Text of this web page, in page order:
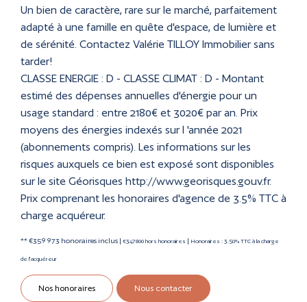
Un bien de caractère, rare sur le marché, parfaitement
adapté à une famille en quête d'espace, de lumière et
de sérénité. Contactez Valérie TILLOY Immobilier sans
tarder!
CLASSE ENERGIE : D - CLASSE CLIMAT : D - Montant
estimé des dépenses annuelles d'énergie pour un
usage standard : entre 2180€ et 3020€ par an. Prix
moyens des énergies indexés sur l 'année 2021
(abonnements compris). Les informations sur les
risques auxquels ce bien est exposé sont disponibles
sur le site Géorisques http://www.georisques.gouv.fr.
Prix comprenant les honoraires d'agence de 3.5% TTC à
charge acquéreur.
** €359 973 honoraires inclus | €347 800 hors honoraires | Honoraires : 3.50% TTC à la charge
de l'acquéreur
Nos honoraires Nous contacter